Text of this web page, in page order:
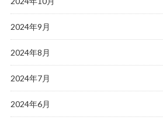
2024年9月
2024年8月
2024年7月
2024年6月